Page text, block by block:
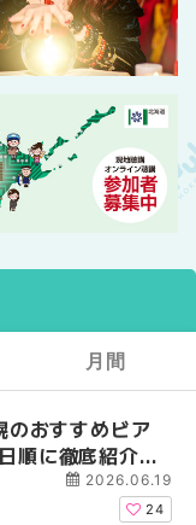
のおすすめビア
順に徹底紹介！
ラスまで | MouLa
2026.06.19
24
年最新】札幌
デン｜オープン日
通公園から穴場テ
月間
年最新】札幌
デン｜オープン日
通公園から穴場テ